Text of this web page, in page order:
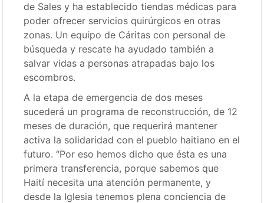
de Sales y ha establecido tiendas médicas para
poder ofrecer servicios quirúrgicos en otras
zonas. Un equipo de Cáritas con personal de
búsqueda y rescate ha ayudado también a
salvar vidas a personas atrapadas bajo los
escombros.
A la etapa de emergencia de dos meses
sucederá un programa de reconstrucción, de 12
meses de duración, que requerirá mantener
activa la solidaridad con el pueblo haitiano en el
futuro. “Por eso hemos dicho que ésta es una
primera transferencia, porque sabemos que
Haití necesita una atención permanente, y
desde la Iglesia tenemos plena conciencia de